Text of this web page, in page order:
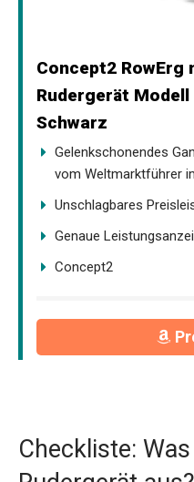
Concept2 RowErg
Rudergerät
Schwarz
Gelenkschonendes
vom Weltmarktführer
Unschlagbares
Genaue
Concept2
Checkliste: